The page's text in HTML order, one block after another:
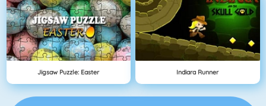
Jigsaw Puzzle: Easter Indiara Runner